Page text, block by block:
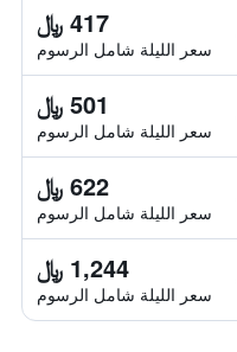
417 ﷼
سعر الليلة شامل الرسوم
501 ﷼
سعر الليلة شامل الرسوم
622 ﷼
سعر الليلة شامل الرسوم
1,244 ﷼
سعر الليلة شامل الرسوم